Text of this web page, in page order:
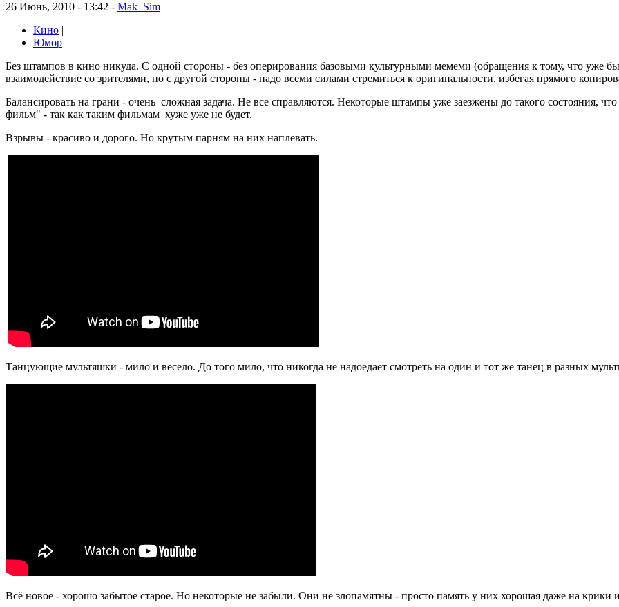
26 Июнь, 2010 - 13:42 - Mak_Sim
Кино |
Юмор
Без штампов в кино никуда. С одной стороны - без оперирования базовыми культурными мемеми (обращения к тому, что уже
взаимодействие со зрителями, но с другой стороны - надо всеми силами стремиться к оригинальности, избегая прямого
Балансировать на грани - очень сложная задача. Не все справляются. Некоторые штампы уже заезжены до такого
фильм" - так как таким фильмам хуже уже не будет.
Взрывы - красиво и дорого. Но крутым парням на них наплевать.
Танцующие мультяшки - мило и весело. До того мило, что никогда не надоедает смотреть на один и тот же танец в разных
Всё новое - хорошо забытое старое. Но некоторые не забыли. Они не злопамятны - просто память у них хорошая даже на крики